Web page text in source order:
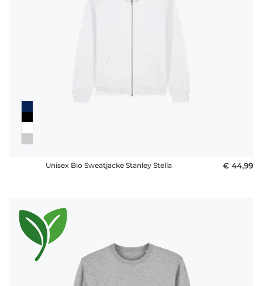
Unisex Bio Sweatjacke Stanley Stella € 44,99